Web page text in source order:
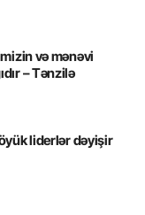
və mənəvi
– Tənzilə
liderlər dəyişir